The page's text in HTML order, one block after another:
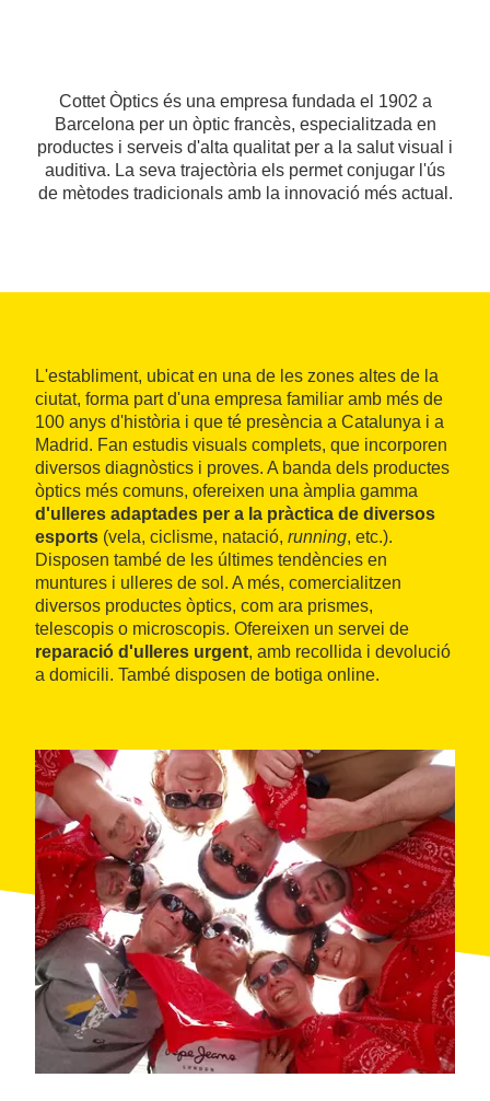
Cottet Òptics és una empresa fundada el 1902 a
Barcelona per un òptic francès, especialitzada en
productes i serveis d'alta qualitat per a la salut visual i
auditiva. La seva trajectòria els permet conjugar l'ús
de mètodes tradicionals amb la innovació més actual.
L'establiment, ubicat en una de les zones altes de la
ciutat, forma part d'una empresa familiar amb més de
100 anys d'història i que té presència a Catalunya i a
Madrid. Fan estudis visuals complets, que incorporen
diversos diagnòstics i proves. A banda dels productes
òptics més comuns, ofereixen una àmplia gamma
d'ulleres adaptades per a la pràctica de diversos
esports (vela, ciclisme, natació, running, etc.).
Disposen també de les últimes tendències en
muntures i ulleres de sol. A més, comercialitzen
diversos productes òptics, com ara prismes,
telescopis o microscopis. Ofereixen un servei de
reparació d'ulleres urgent, amb recollida i devolució
a domicili. També disposen de botiga online.